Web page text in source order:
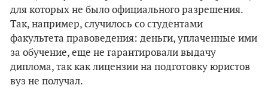
для которых не было официального разрешения.
Так, например, случилось со студентами
факультета правоведения: деньги, уплаченные ими
за обучение, еще не гарантировали выдачу
диплома, так как лицензии на подготовку юристов
вуз не получал.